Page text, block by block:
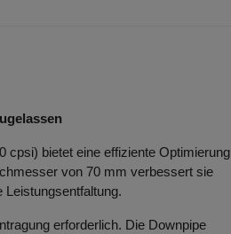
cpsi) bietet eine effiziente Optimierung
von 70 mm verbessert sie
erforderlich. Die Downpipe